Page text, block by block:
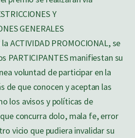
Y
GENERALES
ACTIVIDAD PROMOCIONAL, se
PARTICIPANTES manifiestan su
voluntad de participar en la
de que conocen y aceptan las
los avisos y políticas de
concurra dolo, mala fe, error
vicio que pudiera invalidar su